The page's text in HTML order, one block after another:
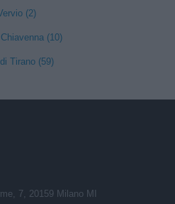
(2)
(10)
Tirano (59)
7, 20159 Milano MI